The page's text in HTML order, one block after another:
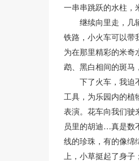
一串串跳跃的水柱，
继续向里走，几
铁路，小火车可以带
为在那里精彩的米奇
鹉、黑白相间的斑马
下了火车，我迫
工具，为乐园内的植
表演。花车向我们驶
员里的胡迪…真是数
线的珍珠，有的像
上，小草挺起了身